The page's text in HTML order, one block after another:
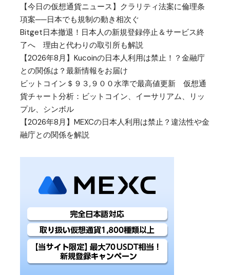
【今日の仮想通貨ニュース】クラリティ法案に倫理条
項案──日本でも規制の動き相次ぐ
Bitget日本撤退！日本人の新規登録停止＆サービス終
了へ 理由と代わりの取引所も解説
【2026年8月】Kucoinの日本人利用は禁止！？金融庁
との関係は？最新情報をお届け
ビットコイン＄９３,９００水準で最高値更新 仮想通
貨チャート分析：ビットコイン、イーサリアム、リッ
プル、シンボル
【2026年8月】MEXCの日本人利用は禁止？違法性や金
融庁との関係を解説